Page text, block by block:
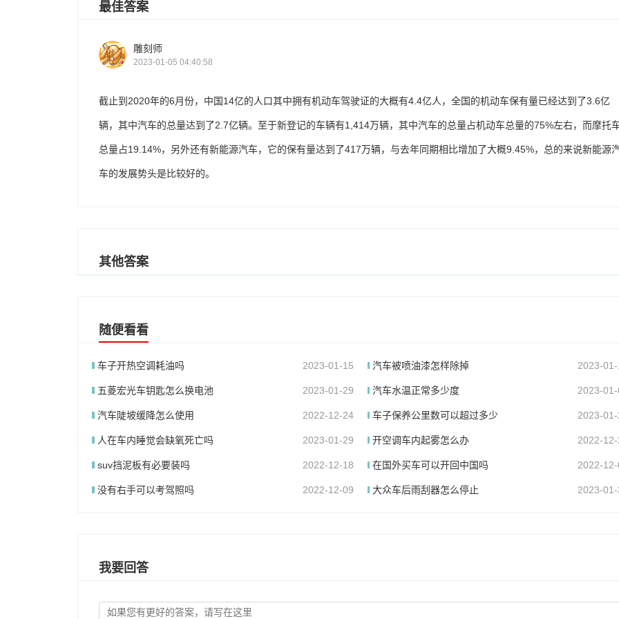
最佳答案
雕刻师
2023-01-05 04:40:58
截止到2020年的6月份，中国14亿的人口其中拥有机动车驾驶证的大概有4.4亿人，全国的机动车保有量已经达到了3.6亿
辆，其中汽车的总量达到了2.7亿辆。至于新登记的车辆有1,414万辆，其中汽车的总量占机动车总量的75%左右，而摩托
总量占19.14%，另外还有新能源汽车，它的保有量达到了417万辆，与去年同期相比增加了大概9.45%，总的来说新能源
车的发展势头是比较好的。
其他答案
随便看看
车子开热空调耗油吗 2023-01-15 汽车被喷油漆怎样除掉 2023-
五菱宏光车钥匙怎么换电池 2023-01-29 汽车水温正常多少度 2023-
汽车陡坡缓降怎么使用 2022-12-24 车子保养公里数可以超过多少 2023-
人在车内睡觉会缺氧死亡吗 2023-01-29 开空调车内起雾怎么办 2022-
suv挡泥板有必要装吗 2022-12-18 在国外买车可以开回中国吗 2022-
没有右手可以考驾照吗 2022-12-09 大众车后雨刮器怎么停止 2023-
我要回答